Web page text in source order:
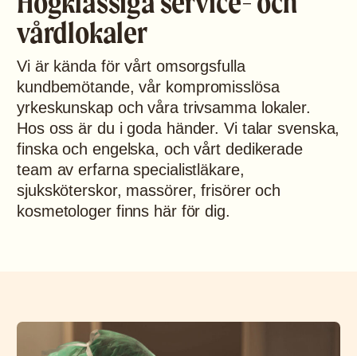
vårdlokaler
Vi är kända för vårt omsorgsfulla
kundbemötande, vår kompromisslösa
yrkeskunskap och våra trivsamma lokaler.
Hos oss är du i goda händer. Vi talar svenska,
finska och engelska, och vårt dedikerade
team av erfarna specialistläkare,
sjuksköterskor, massörer, frisörer och
kosmetologer finns här för dig.